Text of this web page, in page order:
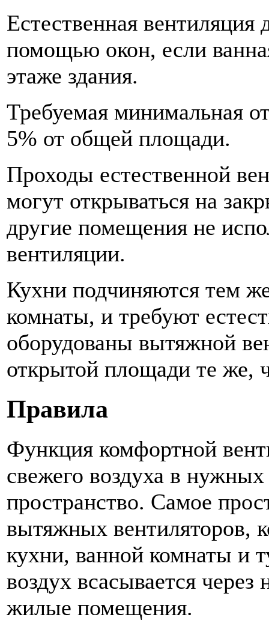
Естественная
помощью окон, если
этаже здания.
Требуемая минимальная
5% от общей площади.
Проходы естественной
могут открываться на
другие помещения не
вентиляции.
Кухни подчиняются тем
комнаты, и требуют
оборудованы вытяжной
открытой площади те же,
Правила
Функция комфортной
свежего воздуха в
пространство. Самое
вытяжных вентиляторов,
кухни, ванной комнаты и
воздух всасывается
жилые помещения.